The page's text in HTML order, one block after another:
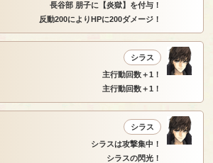
長谷部 朋子に【炎獄】を付与！
反動200によりHPに200ダメージ！
シラス
主行動回数＋1！
主行動回数＋1！
シラス
シラスは攻撃集中！
シラスの閃光！